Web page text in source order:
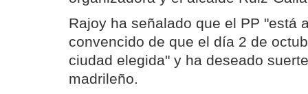
Rajoy ha señalado que el PP "está
convencido de que el día 2 de
ciudad elegida" y ha deseado
madrileño.